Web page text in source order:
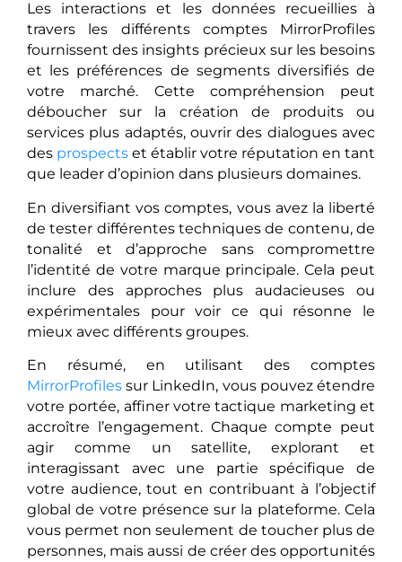
Les interactions et les données recueillies à
travers les différents comptes MirrorProfiles
fournissent des insights précieux sur les besoins
et les préférences de segments diversifiés de
votre marché. Cette compréhension peut
déboucher sur la création de produits ou
services plus adaptés, ouvrir des dialogues avec
des prospects et établir votre réputation en tant
que leader d’opinion dans plusieurs domaines.
En diversifiant vos comptes, vous avez la liberté
de tester différentes techniques de contenu, de
tonalité et d’approche sans compromettre
l’identité de votre marque principale. Cela peut
inclure des approches plus audacieuses ou
expérimentales pour voir ce qui résonne le
mieux avec différents groupes.
En résumé, en utilisant des comptes
MirrorProfiles sur LinkedIn, vous pouvez étendre
votre portée, affiner votre tactique marketing et
accroître l’engagement. Chaque compte peut
agir comme un satellite, explorant et
interagissant avec une partie spécifique de
votre audience, tout en contribuant à l’objectif
global de votre présence sur la plateforme. Cela
vous permet non seulement de toucher plus de
personnes, mais aussi de créer des opportunités